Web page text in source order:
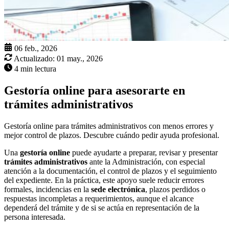
06 feb., 2026
Actualizado: 01 may., 2026
4 min lectura
Gestoría online para asesorarte en
trámites administrativos
Gestoría online para trámites administrativos con menos errores y
mejor control de plazos. Descubre cuándo pedir ayuda profesional.
Una gestoría online puede ayudarte a preparar, revisar y presentar
trámites administrativos ante la Administración, con especial
atención a la documentación, el control de plazos y el seguimiento
del expediente. En la práctica, este apoyo suele reducir errores
formales, incidencias en la sede electrónica, plazos perdidos o
respuestas incompletas a requerimientos, aunque el alcance
dependerá del trámite y de si se actúa en representación de la
persona interesada.